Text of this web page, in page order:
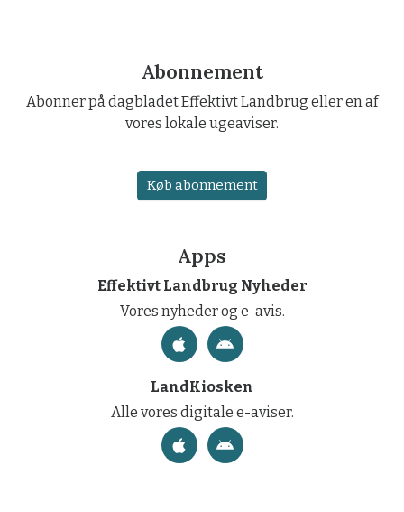
Abonnement
Abonner på dagbladet Effektivt Landbrug eller en af
vores lokale ugeaviser.
Køb abonnement
Apps
Effektivt Landbrug Nyheder
Vores nyheder og e-avis.
LandKiosken
Alle vores digitale e-aviser.